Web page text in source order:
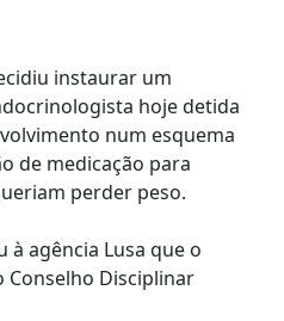
instaurar um
hoje detida
num esquema
de medicação para
perder peso.
agência Lusa que o
Conselho Disciplinar